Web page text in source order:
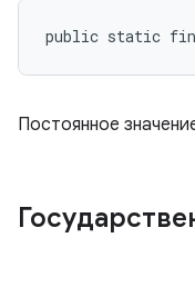
public static final
Постоянное